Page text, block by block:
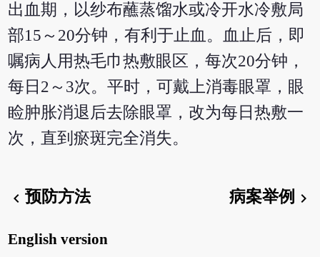
出血期，以纱布蘸蒸馏水或冷开水冷敷局
部15～20分钟，有利于止血。血止后，即
嘱病人用热毛巾热敷眼区，每次20分钟，
每日2～3次。平时，可戴上消毒眼罩，眼
睑肿胀消退后去除眼罩，改为每日热敷一
次，直到瘀斑完全消失。
chevron_left预防方法 病案举例 chevron_right
English version